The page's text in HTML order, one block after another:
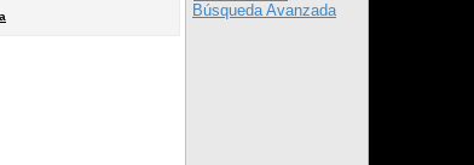
Búsqueda Avanzada